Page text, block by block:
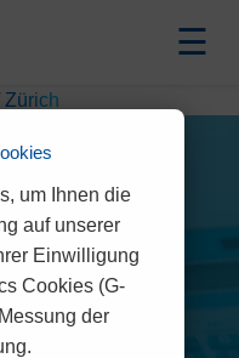
☰
Zürich
um Ihnen die
auf unserer
Einwilligung
Cookies (G-
der